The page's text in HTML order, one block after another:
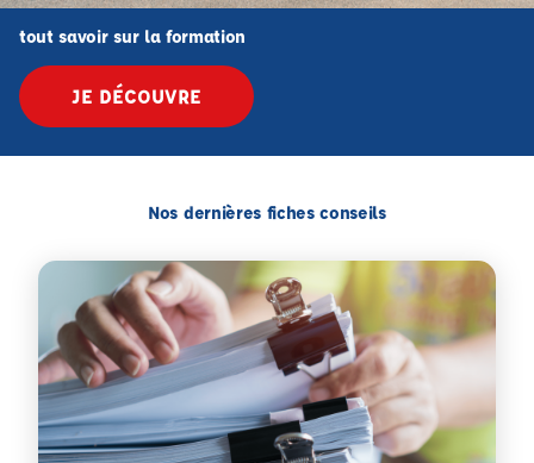
tout savoir sur la formation
JE DÉCOUVRE
Nos dernières fiches conseils